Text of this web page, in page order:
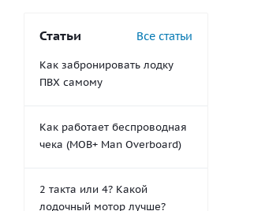
Статьи Все статьи
Как забронировать лодку
ПВХ самому
Как работает беспроводная
чека (MOB+ Man Overboard)
2 такта или 4? Какой
лодочный мотор лучше?